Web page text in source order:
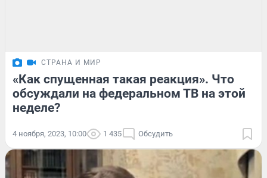
СТРАНА И МИР
«Как спущенная такая реакция». Что
обсуждали на федеральном ТВ на этой
неделе?
4 ноября, 2023, 10:00 1 435 Обсудить